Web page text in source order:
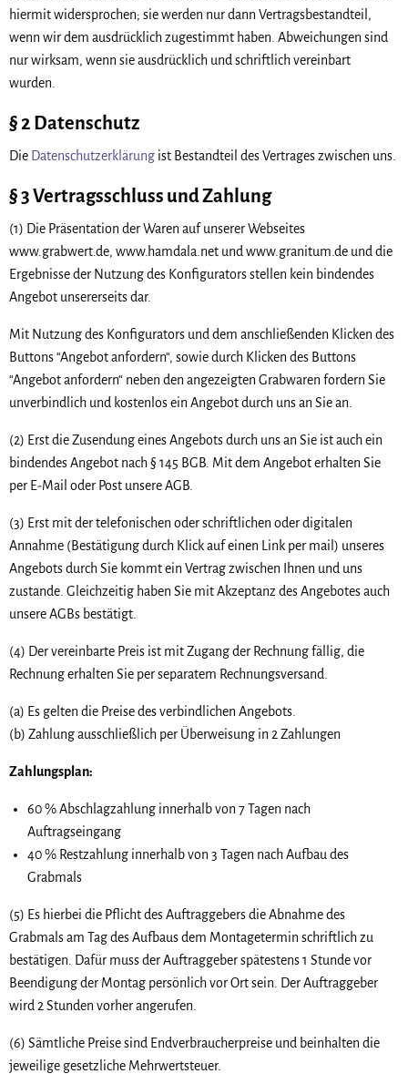
hiermit widersprochen; sie werden nur dann Vertragsbestandteil,
wenn wir dem ausdrücklich zugestimmt haben. Abweichungen sind
nur wirksam, wenn sie ausdrücklich und schriftlich vereinbart
wurden.
§ 2 Datenschutz
Die Datenschutzerklärung ist Bestandteil des Vertrages zwischen uns.
§ 3 Vertragsschluss und Zahlung
(1) Die Präsentation der Waren auf unserer Webseites
www.grabwert.de, www.hamdala.net und www.granitum.de und die
Ergebnisse der Nutzung des Konfigurators stellen kein bindendes
Angebot unsererseits dar.
Mit Nutzung des Konfigurators und dem anschließenden Klicken des
Buttons “Angebot anfordern“, sowie durch Klicken des Buttons
“Angebot anfordern“ neben den angezeigten Grabwaren fordern Sie
unverbindlich und kostenlos ein Angebot durch uns an Sie an.
(2) Erst die Zusendung eines Angebots durch uns an Sie ist auch ein
bindendes Angebot nach § 145 BGB. Mit dem Angebot erhalten Sie
per E-Mail oder Post unsere AGB.
(3) Erst mit der telefonischen oder schriftlichen oder digitalen
Annahme (Bestätigung durch Klick auf einen Link per mail) unseres
Angebots durch Sie kommt ein Vertrag zwischen Ihnen und uns
zustande. Gleichzeitig haben Sie mit Akzeptanz des Angebotes auch
unsere AGBs bestätigt.
(4) Der vereinbarte Preis ist mit Zugang der Rechnung fällig, die
Rechnung erhalten Sie per separatem Rechnungsversand.
(a) Es gelten die Preise des verbindlichen Angebots.
(b) Zahlung ausschließlich per Überweisung in 2 Zahlungen
Zahlungsplan:
60 % Abschlagzahlung innerhalb von 7 Tagen nach
Auftragseingang
40 % Restzahlung innerhalb von 3 Tagen nach Aufbau des
Grabmals
(5) Es hierbei die Pflicht des Auftraggebers die Abnahme des
Grabmals am Tag des Aufbaus dem Montagetermin schriftlich zu
bestätigen. Dafür muss der Auftraggeber spätestens 1 Stunde vor
Beendigung der Montag persönlich vor Ort sein. Der Auftraggeber
wird 2 Stunden vorher angerufen.
(6) Sämtliche Preise sind Endverbraucherpreise und beinhalten die
jeweilige gesetzliche Mehrwertsteuer.